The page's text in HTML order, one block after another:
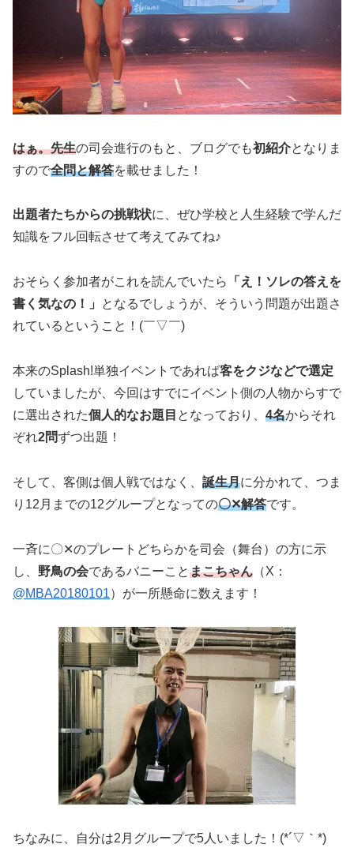
はぁ。先生の司会進行のもと、ブログでも初紹介となりま
すので全問と解答を載せました！
出題者たちからの挑戦状に、ぜひ学校と人生経験で学んだ
知識をフル回転させて考えてみてね♪
おそらく参加者がこれを読んでいたら
「え！ソレの答えを
書く気なの！」
となるでしょうが、そういう問題が出題さ
れているということ！(￣▽￣)
本来のSplash!単独イベントであれば客をクジなどで選定
していましたが、今回はすでにイベント側の人物からすで
に選出された個人的なお題目 となっており、 4名からそれ
ぞれ2問ずつ出題！
そして、客側は個人戦ではなく、 誕生月に分かれて、つま
り12月までの12グループとなっての〇✕解答です。
一斉に〇✕のプレートどちらかを司会（舞台）の方に示
し、 野鳥の会であるバニーことまこちゃん （X：
@MBA20180101）が一所懸命に数えます！
ちなみに、自分は2月グループで5人いました！(*´▽｀*)